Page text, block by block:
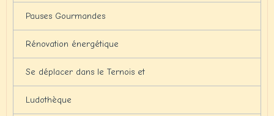
Pauses Gourmandes
Rénovation énergétique
Se déplacer dans le Ternois et
Ludothèque